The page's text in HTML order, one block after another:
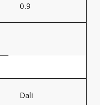
0.9
Dali